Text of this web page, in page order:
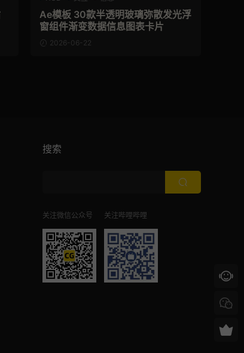
Ae模板 30款半透明玻璃弥散发光浮
窗组件渐变数据信息图表卡片
2026-06-22
搜索
关注微信公众号 关注哔哩哔哩